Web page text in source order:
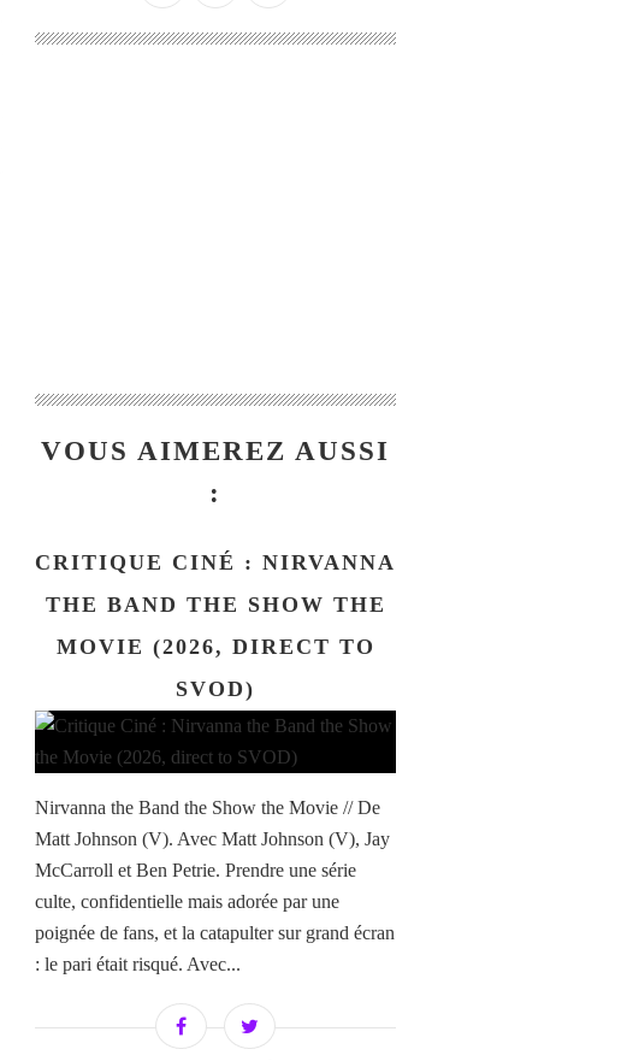
VOUS AIMEREZ AUSSI
:
CRITIQUE CINÉ : NIRVANNA
THE BAND THE SHOW THE
MOVIE (2026, DIRECT TO
SVOD)
Nirvanna the Band the Show the Movie // De
Matt Johnson (V). Avec Matt Johnson (V), Jay
McCarroll et Ben Petrie. Prendre une série
culte, confidentielle mais adorée par une
poignée de fans, et la catapulter sur grand écran
: le pari était risqué. Avec...